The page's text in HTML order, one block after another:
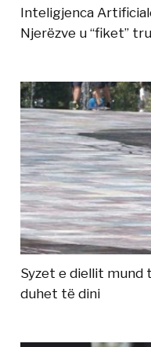
Inteligjenca
Njerëzve u “fiket”
Syzet e diellit mund
duhet të dini